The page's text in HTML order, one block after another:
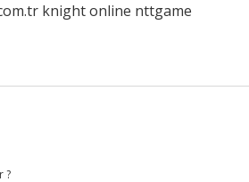
knight online nttgame
?